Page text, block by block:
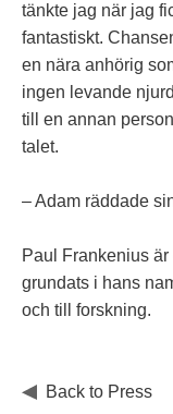
tänkte jag när jag
fantastiskt.
en nära anhörig
ingen levande
till en annan
talet.
– Adam räddade
Paul Frankenius
grundats i hans
och till forskning.
Back to Press